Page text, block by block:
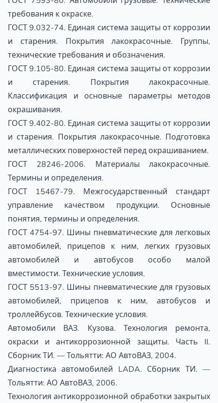
требования к окраске.
ГОСТ 9.032-74. Единая система защиты от коррозии
и старения. Покрытия лакокрасочные. Группы,
технические требования и обозначения.
ГОСТ 9.105-80. Единая система защиты от коррозии
и старения. Покрытия лакокрасочные.
Классификация и основные параметры методов
окрашивания.
ГОСТ 9.402-80. Единая система защиты от коррозии
и старения. Покрытия лакокрасочные. Подготовка
металлических поверхностей перед окрашиванием.
ГОСТ 28246-2006. Материалы лакокрасочные.
Термины и определения.
ГОСТ 15467-79. Межгосударственный стандарт
управление качеством продукции. Основные
понятия, термины и определения.
ГОСТ 4754-97. Шины пневматические для легковых
автомобилей, прицепов к ним, легких грузовых
автомобилей и автобусов особо малой
вместимости. Технические условия.
ГОСТ 5513-97. Шины пневматические для грузовых
автомобилей, прицепов к ним, автобусов и
троллейбусов. Технические условия.
Автомобили ВАЗ. Кузова. Технология ремонта,
окраски и антикоррозионной защиты. Часть II.
Сборник ТИ. — Тольятти: АО АвтоВАЗ, 2004.
Диагностика автомобилей LADA. Сборник ТИ. —
Тольятти: АО АвтоВАЗ, 2006.
Технология антикоррозионной обработки закрытых